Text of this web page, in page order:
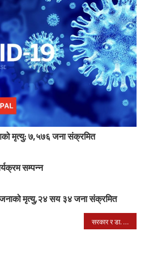
मृत्यु: ७,५७६ जना संक्रमित
सम्पन्न
जनाको मृत्यु,२४ सय ३४ जना संक्रमित
सरकार र डा. गोविन्द केसी पक्षबीचको वार्ता सहमति नजिक